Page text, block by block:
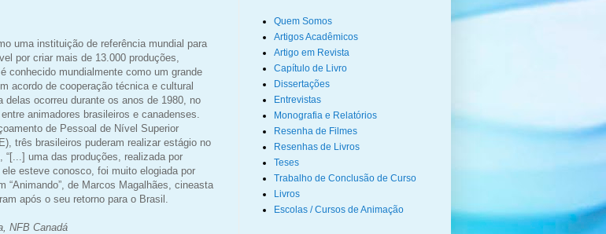
uma instituição de referência mundial para
por criar mais de 13.000 produções,
conhecido mundialmente como um grande
acordo de cooperação técnica e cultural
ocorreu durante os anos de 1980, no
animadores brasileiros e canadenses.
de Pessoal de Nível Superior
três brasileiros puderam realizar estágio no
uma das produções, realizada por
esteve conosco, foi muito elogiada por
“Animando”, de Marcos Magalhães, cineasta
após o seu retorno para o Brasil.
NFB Canadá
Quem Somos
Artigos Acadêmicos
Artigo em Revista
Capítulo de Livro
Dissertações
Entrevistas
Monografia e Relatórios
Resenha de Filmes
Resenhas de Livros
Teses
Trabalho de Conclusão de Curso
Livros
Escolas / Cursos de Animação